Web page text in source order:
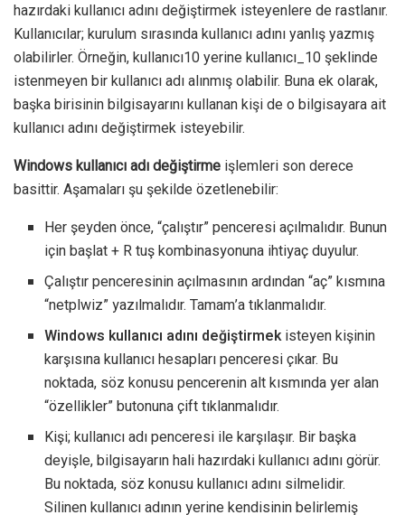
hazırdaki kullanıcı adını değiştirmek isteyenlere de rastlanır.
Kullanıcılar; kurulum sırasında kullanıcı adını yanlış yazmış
olabilirler. Örneğin, kullanıcı10 yerine kullanıcı_10 şeklinde
istenmeyen bir kullanıcı adı alınmış olabilir. Buna ek olarak,
başka birisinin bilgisayarını kullanan kişi de o bilgisayara ait
kullanıcı adını değiştirmek isteyebilir.
Windows kullanıcı adı değiştirme işlemleri son derece
basittir. Aşamaları şu şekilde özetlenebilir:
Her şeyden önce, “çalıştır” penceresi açılmalıdır. Bunun
için başlat + R tuş kombinasyonuna ihtiyaç duyulur.
Çalıştır penceresinin açılmasının ardından “aç” kısmına
“netplwiz” yazılmalıdır. Tamam’a tıklanmalıdır.
Windows kullanıcı adını değiştirmekisteyen kişinin
karşısına kullanıcı hesapları penceresi çıkar. Bu
noktada, söz konusu pencerenin alt kısmında yer alan
“özellikler” butonuna çift tıklanmalıdır.
Kişi; kullanıcı adı penceresi ile karşılaşır. Bir başka
deyişle, bilgisayarın hali hazırdaki kullanıcı adını görür.
Bu noktada, söz konusu kullanıcı adını silmelidir.
Silinen kullanıcı adının yerine kendisinin belirlemiş